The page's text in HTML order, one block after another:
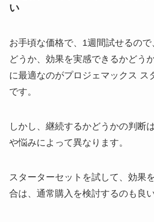
い
お手頃な価格で、1週間試せるの
どうか、効果を実感できるかどう
に最適なのがプロジェマックス ス
です。
しかし、継続するかどうかの判断
や悩みによって異なります。
スターターセットを試して、効果
合は、通常購入を検討するのも良